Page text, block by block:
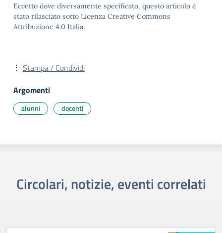
Eccetto dove diversamente specificato, questo articolo è
stato rilasciato sotto Licenza Creative Commons
Attribuzione 4.0 Italia.
Stampa / Condividi
Argomenti
alunni docenti
Circolari, notizie, eventi correlati